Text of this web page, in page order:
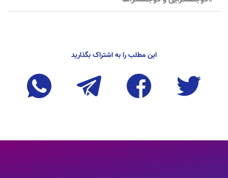
این مطلب را به اشتراک بگذارید